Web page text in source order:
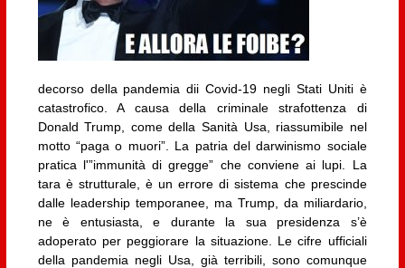
decorso della pandemia dii Covid-19 negli Stati Uniti è
catastrofico. A causa della criminale strafottenza di
Donald Trump, come della Sanità Usa, riassumibile nel
motto “paga o muori”. La patria del darwinismo sociale
pratica l'”immunità di gregge” che conviene ai lupi. La
tara è strutturale, è un errore di sistema che prescinde
dalle leadership temporanee, ma Trump, da miliardario,
ne è entusiasta, e durante la sua presidenza s’è
adoperato per peggiorare la situazione. Le cifre ufficiali
della pandemia negli Usa, già terribili, sono comunque